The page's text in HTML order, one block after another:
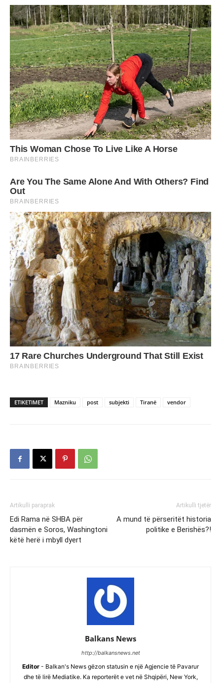
ETIKETIMET Mazniku post subjekti Tiranë vendor
Artikulli paraprak
Edi Rama në SHBA për
dasmën e Soros, Washingtoni
këtë herë i mbyll dyert
Artikulli tjetër
A mund të përseritët historia
politike e Berishës?!
Balkans News
http://balkansnews.net
Editor - Balkan's News gëzon statusin e një Agjencie të Pavarur
dhe të lirë Mediatike. Ka reporterët e vet në Shqipëri, New York,